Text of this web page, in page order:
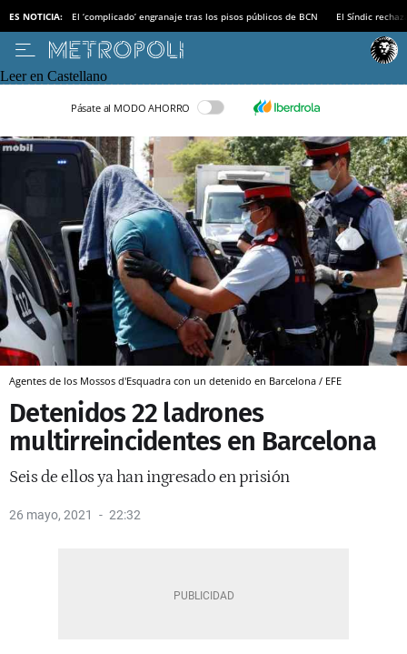
ES NOTICIA: El ‘complicado’ engranaje tras los pisos públicos de BCN El Síndic
Leer en Castellano
Pásate al MODO AHORRO
Agentes de los Mossos d'Esquadra con un detenido en Barcelona / EFE
Detenidos 22 ladrones
multirreincidentes en Barcelona
Seis de ellos ya han ingresado en prisión
26 mayo, 2021 22:32